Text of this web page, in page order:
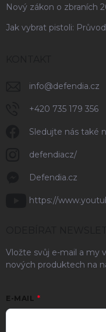
Nový zákon o zbraních
Jak vybrat pistoli:
info@defendia.cz
+420 735 179 356
Sledujte nás také
defendiacz/
Defendia.cz
https://
Vložte svůj e-mail a my
nových produktech na
E-MAIL